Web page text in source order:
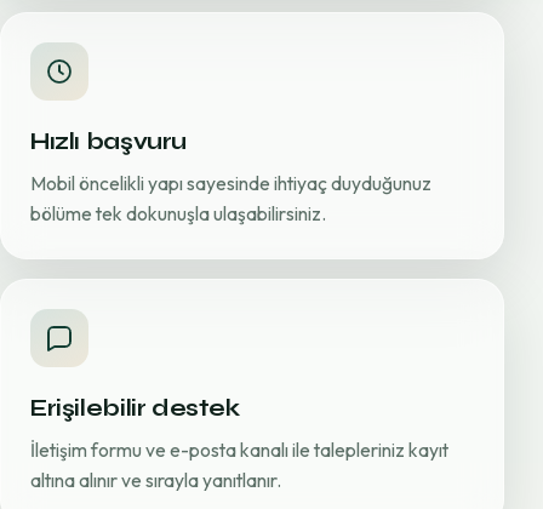
Hızlı başvuru
Mobil öncelikli yapı sayesinde ihtiyaç duyduğunuz
bölüme tek dokunuşla ulaşabilirsiniz.
Erişilebilir destek
İletişim formu ve e-posta kanalı ile talepleriniz kayıt
altına alınır ve sırayla yanıtlanır.